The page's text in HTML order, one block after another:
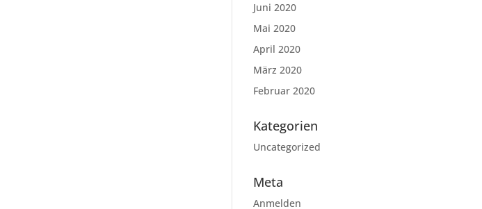
Juni 2020
Mai 2020
April 2020
März 2020
Februar 2020
Kategorien
Uncategorized
Meta
Anmelden